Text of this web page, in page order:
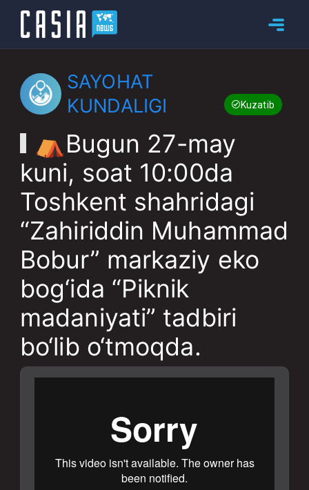
SAYOHAT
KUNDALIGI
Kuzatib boring
⛺️Bugun 27-may
kuni, soat 10:00da
Toshkent shahridagi
“Zahiriddin Muhammad
Bobur” markaziy eko
bog‘ida “Piknik
madaniyati” tadbiri
bo‘lib o‘tmoqda.